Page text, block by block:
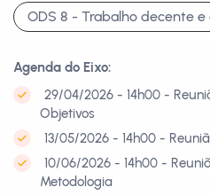
ODS 8 - Trabalho decente
Agenda do Eixo:
29/04/2026 - 14h00 -
Objetivos
13/05/2026 - 14h00 -
10/06/2026 - 14h00 -
Metodologia